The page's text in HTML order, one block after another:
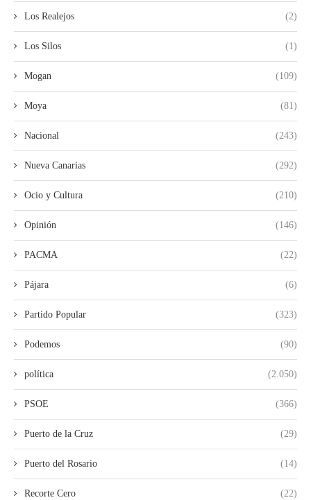
Los Realejos (2)
Los Silos (1)
Mogan (109)
Moya (81)
Nacional (243)
Nueva Canarias (292)
Ocio y Cultura (210)
Opinión (146)
PACMA (22)
Pájara (6)
Partido Popular (323)
Podemos (90)
política (2.050)
PSOE (366)
Puerto de la Cruz (29)
Puerto del Rosario (14)
Recorte Cero (22)